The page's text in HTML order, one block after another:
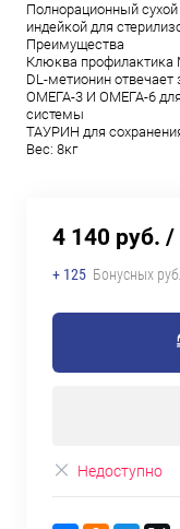
Полнорационный
индейкой для
Преимущества
Клюква
DL-метионин
ОМЕГА-3 И ОМЕГА-6
системы
ТАУРИН для
Вес: 8кг
4 140 руб. /
+ 125 Бонусных
Недоступно